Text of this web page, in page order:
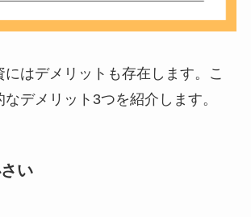
はデメリットも存在します。こ
デメリット3つを紹介します。
い